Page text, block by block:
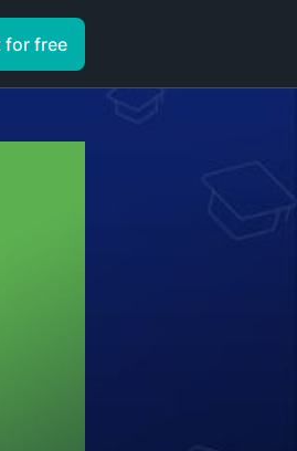
for free